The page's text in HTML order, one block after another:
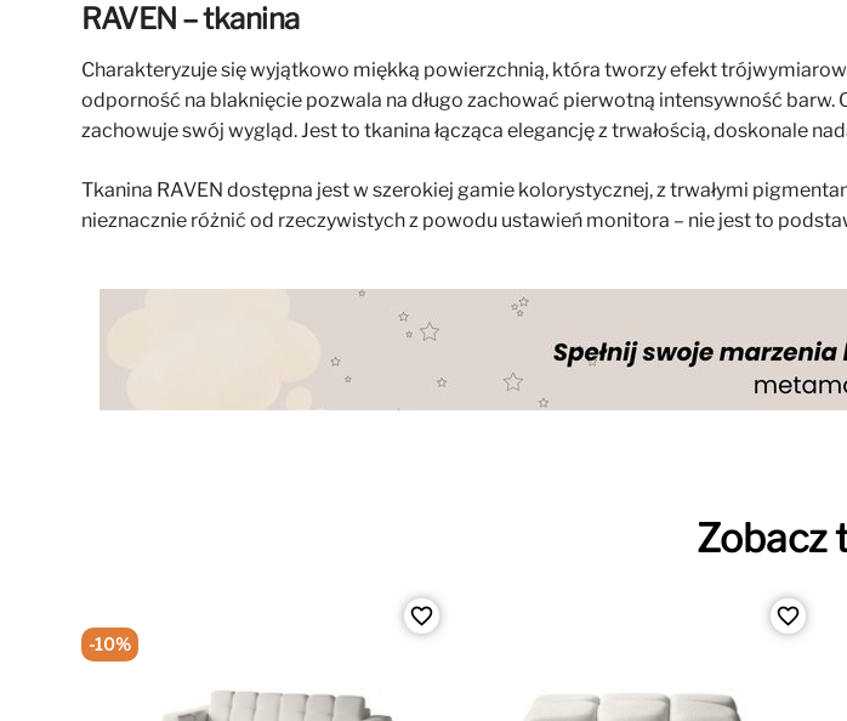
RAVEN – tkanina
Charakteryzuje się wyjątkowo miękką powierzchnią, która tworzy efekt
odporność na blaknięcie pozwala na długo zachować pierwotną intensywność barw.
zachowuje swój wygląd. Jest to tkanina łącząca elegancję z trwałością, doskonale
Tkanina RAVEN dostępna jest w szerokiej gamie kolorystycznej, z trwałymi
nieznacznie różnić od rzeczywistych z powodu ustawień monitora – nie jest to
Zobacz
favorite_border
-10%
favorite_border